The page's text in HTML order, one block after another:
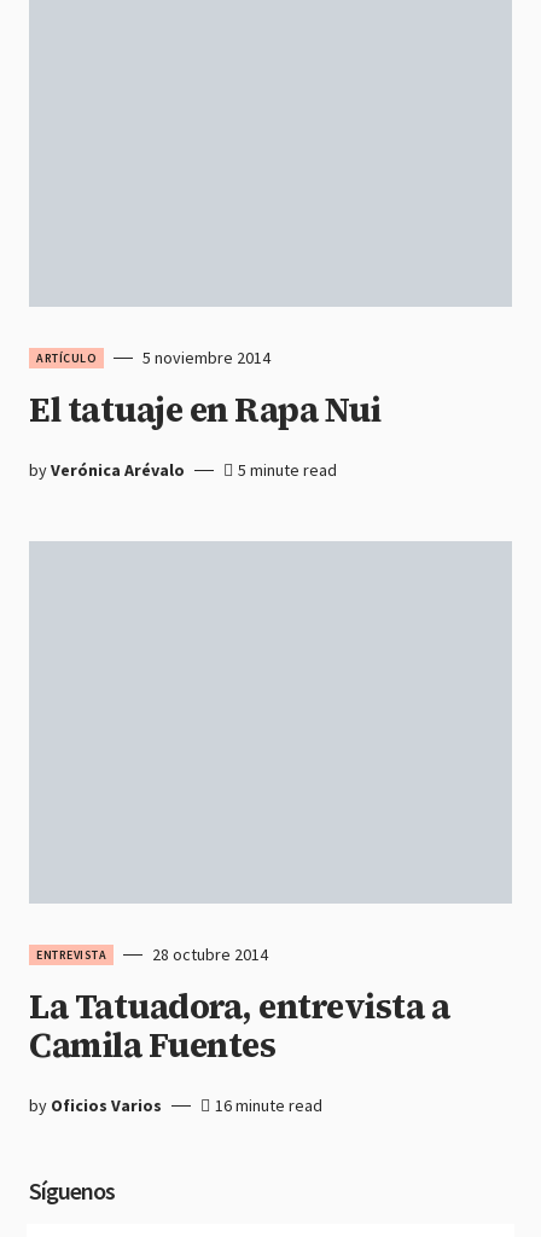
ARTÍCULO 5 noviembre 2014
El tatuaje en Rapa Nui
byVerónica Arévalo 5 minute read
ENTREVISTA 28 octubre 2014
La Tatuadora, entrevista a
Camila Fuentes
by Oficios Varios 16 minute read
Síguenos